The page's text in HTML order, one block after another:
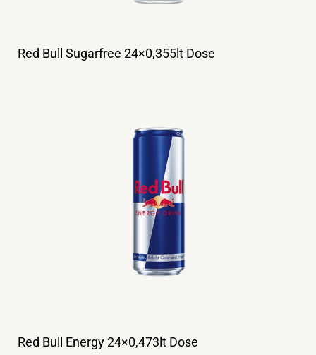
Red Bull Sugarfree 24×0,355lt Dose
Red Bull Energy 24×0,473lt Dose